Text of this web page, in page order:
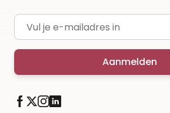
E-mailadres
Aanmelden